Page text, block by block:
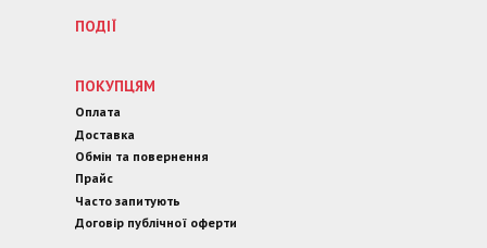
ПОДІЇ
ПОКУПЦЯМ
Оплата
Доставка
Обмін та повернення
Прайс
Часто запитують
Договір публічної оферти